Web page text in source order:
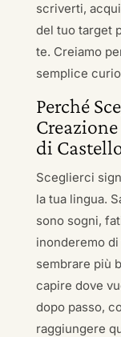
scriverti,
del tuo target
te. Creiamo
semplice
Perché
di
Sceglierci
la tua lingua.
sono sogni,
inonderemo
sembrare più
capire dove
dopo passo,
raggiungere